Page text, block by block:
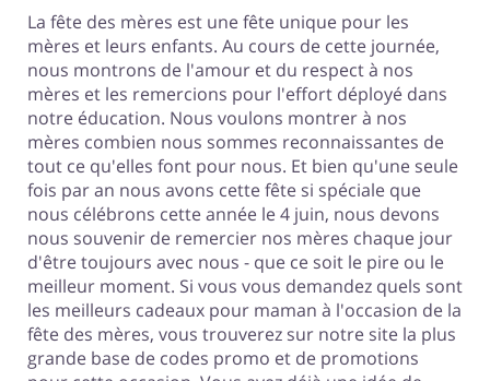
La fête des mères est une fête unique pour les
mères et leurs enfants. Au cours de cette journée,
nous montrons de l'amour et du respect à nos
mères et les remercions pour l'effort déployé dans
notre éducation. Nous voulons montrer à nos
mères combien nous sommes reconnaissantes de
tout ce qu'elles font pour nous. Et bien qu'une seule
fois par an nous avons cette fête si spéciale que
nous célébrons cette année le 4 juin, nous devons
nous souvenir de remercier nos mères chaque jour
d'être toujours avec nous - que ce soit le pire ou le
meilleur moment. Si vous vous demandez quels sont
les meilleurs cadeaux pour maman à l'occasion de la
fête des mères, vous trouverez sur notre site la plus
grande base de codes promo et de promotions